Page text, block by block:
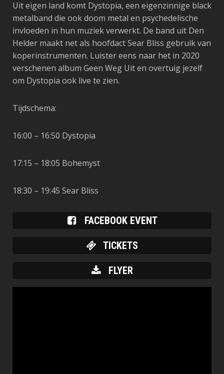
Uit eigen land komt Dystopia, een eigenzinnige black
metalband die ook doom metal en psychedelische
invloeden in hun muziek verwerkt. De band uit Den
Helder maakt net als hoofdact Sear Bliss gebruik van
koperinstrumenten. Luister eens naar het in 2020
verschenen album Geen Weg Uit en overtuig jezelf
om Dystopia ook live te zien.
Tijdschema:
16:00 – 16:50 Dystopia
17:15 – 18:05 Bohemyst
18:30 – 19:45 Sear Bliss
FACEBOOK EVENT
TICKETS
FLYER